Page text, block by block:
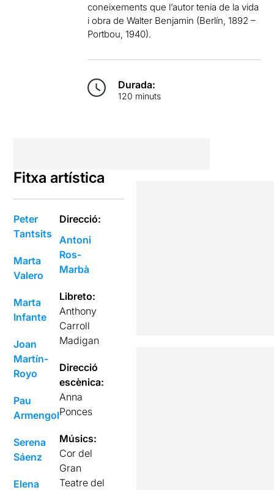
coneixements que l’autor tenia de la vida
i obra de Walter Benjamin (Berlín, 1892 –
Portbou, 1940).
Durada:
120 minuts
Fitxa artística
Peter
Tantsits
Marta
Valero
Marta
Infante
Joan
Martín-
Royo
Pau
Armengol
Serena
Sáenz
Elena
Direcció:
Antoni
Ros-
Marbà
Libreto:
Anthony
Carroll
Madigan
Direcció
escènica:
Anna
Ponces
Músics:
Cor del
Gran
Teatre del